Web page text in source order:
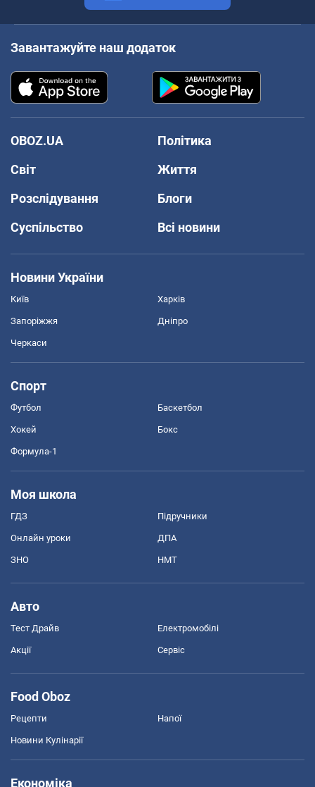
Завантажуйте наш додаток
OBOZ.UA
Політика
Світ
Життя
Розслідування
Блоги
Суспільство
Всі новини
Новини України
Київ Харків
Запоріжжя Дніпро
Черкаси
Спорт
Футбол Баскетбол
Хокей Бокс
Формула-1
Моя школа
ГДЗ Підручники
Онлайн уроки ДПА
ЗНО НМТ
Авто
Тест Драйв Електромобілі
Акції Сервіс
Food Oboz
Рецепти Напої
Новини Кулінарії
Економіка